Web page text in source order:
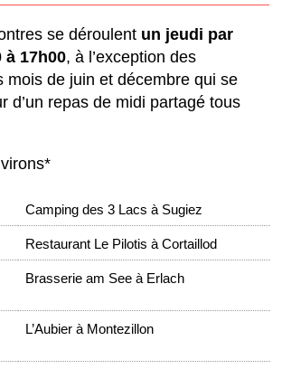
se déroulent un jeudi par
à 17h00, à l’exception des
mois de juin et décembre qui se
d’un repas de midi partagé tous
Camping des 3 Lacs à Sugiez
Restaurant Le Pilotis à Cortaillod
Brasserie am See à Erlach
L’Aubier à Montezillon